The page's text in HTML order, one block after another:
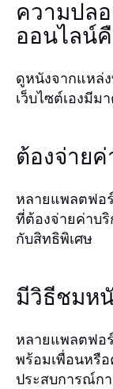
ความปล
ออนไลน์คื
ดูหนังจากแหล่
เว็บไซต์เองมีม
ต้องจ่ายค่
หลายแพลตฟอ
ที่ต้องจ่ายค่าบ
กับสิทธิพิเศษ
มีวิธีชมห
หลายแพลตฟอ
พร้อมเพื่อนหรื
ประสบการณ์ก